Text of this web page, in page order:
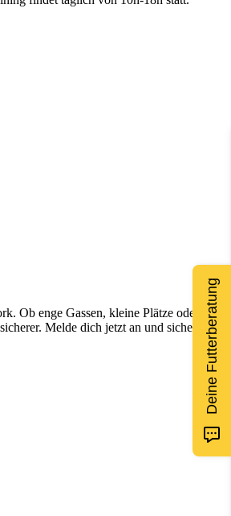
Ob enge Gassen, kleine Plätze oder
Melde dich jetzt an und sichere dir
Deine Futterberatung